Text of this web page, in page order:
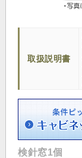
取扱説明書
検針窓1個